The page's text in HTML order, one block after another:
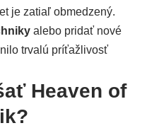
je zatiaľ obmedzený.
alebo pridať nové
trvalú príťažlivosť
Heaven of